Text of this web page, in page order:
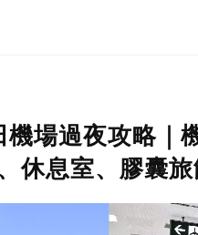
機場過夜攻略｜
休息室、膠囊